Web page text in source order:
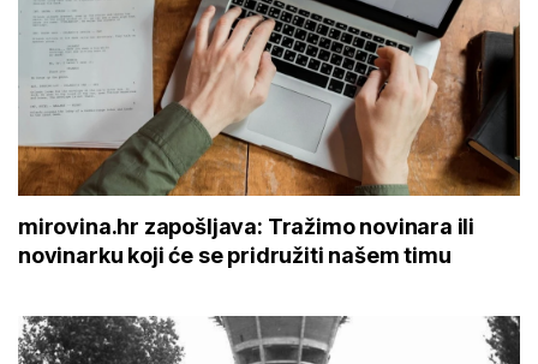
mirovina.hr zapošljava: Tražimo novinara ili
novinarku koji će se pridružiti našem timu